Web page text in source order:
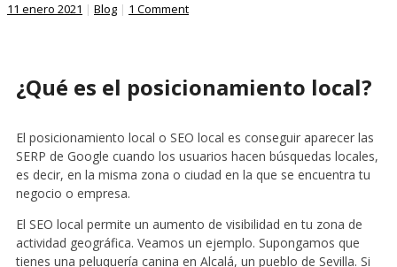
11 enero 2021 | Blog | 1 Comment
¿Qué es el posicionamiento local?
El posicionamiento local o SEO local es conseguir aparecer las
SERP de Google cuando los usuarios hacen búsquedas locales,
es decir, en la misma zona o ciudad en la que se encuentra tu
negocio o empresa.
El SEO local permite un aumento de visibilidad en tu zona de
actividad geográfica. Veamos un ejemplo. Supongamos que
tienes una peluquería canina en Alcalá, un pueblo de Sevilla. Si